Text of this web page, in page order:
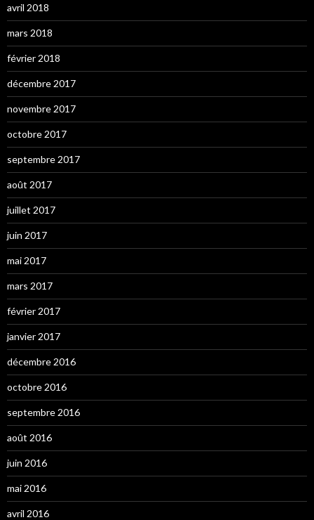
avril 2018
mars 2018
février 2018
décembre 2017
novembre 2017
octobre 2017
septembre 2017
août 2017
juillet 2017
juin 2017
mai 2017
mars 2017
février 2017
janvier 2017
décembre 2016
octobre 2016
septembre 2016
août 2016
juin 2016
mai 2016
avril 2016